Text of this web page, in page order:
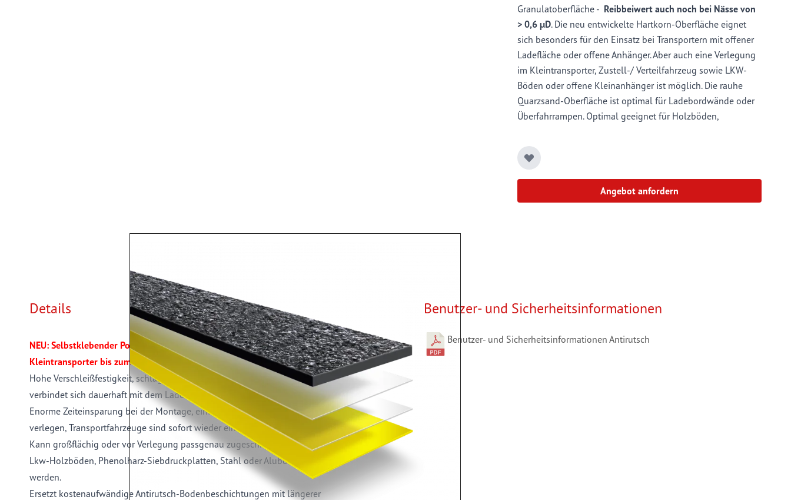
Angebot anfordern
Granulatoberfläche - Reibbeiwert auch noch bei Nässe von
> 0,6 µD. Die neu entwickelte Hartkorn-Oberfläche eignet
sich besonders für den Einsatz bei Transportern mit offener
Ladefläche oder offene Anhänger. Aber auch eine Verlegung
im Kleintransporter, Zustell-/ Verteilfahrzeug sowie LKW-
Böden oder offene Kleinanhänger ist möglich. Die rauhe
Quarzsand-Oberfläche ist optimal für Ladebordwände oder
Überfahrrampen. Optimal geeignet für Holzböden,
Fahrzeugbauern und Speditionen in den eigenen
Werkstätten selbst zu verarbeiten.
Details
NEU: Selbstklebender Polyurethan-Antirutschbelag für alle Fahrzeugböden vom
Kleintransporter bis zum Lkw
Hohe Verschleißfestigkeit, schlagzäh, kostengünstig und langlebig. MT "SECURE"
verbindet sich dauerhaft mit dem Ladeboden.
Enorme Zeiteinsparung bei der Montage, einfach und schnell zu
verlegen, Transportfahrzeuge sind sofort wieder einsatzbereit.
Kann großflächig oder vor Verlegung passgenau zugeschnitten und problemlos auf
Lkw-Holzböden, Phenolharz-Siebdruckplatten, Stahl oder Aluböden verklebt
werden.
Ersetzt kostenaufwändige Antirutsch-Bodenbeschichtungen mit längerer
Benutzer- und Sicherheitsinformationen
Benutzer- und Sicherheitsinformationen Antirutsch